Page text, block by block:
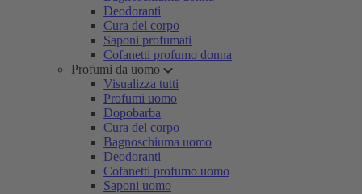
Deodoranti
Cura del corpo
Saponi profumati
Cofanetti profumo donna
Profumi da uomo
Visualizza tutti
Profumi uomo
Dopobarba
Cura del corpo
Bagnoschiuma uomo
Deodoranti
Cofanetti profumo uomo
Saponi uomo